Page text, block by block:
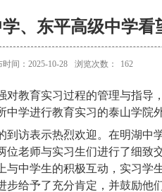
、东平高级中学看
时间：2025-10-28 浏览次数： 162
教育实习过程的管理与指导
学进行教育实习的泰山学院
到访表示热烈欢迎。在明湖中
老师与实习生们进行了细致
中学生的积极互动，实习学
步给予了充分肯定，并鼓励他